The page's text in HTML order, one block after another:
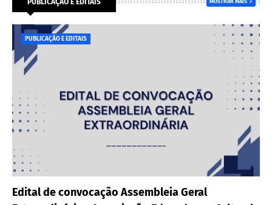
PUBLICAÇÃO E EDITAIS MOSTRAR MAIS
PUBLICAÇÃO E EDITAIS
Edital de convocação Assembleia Geral